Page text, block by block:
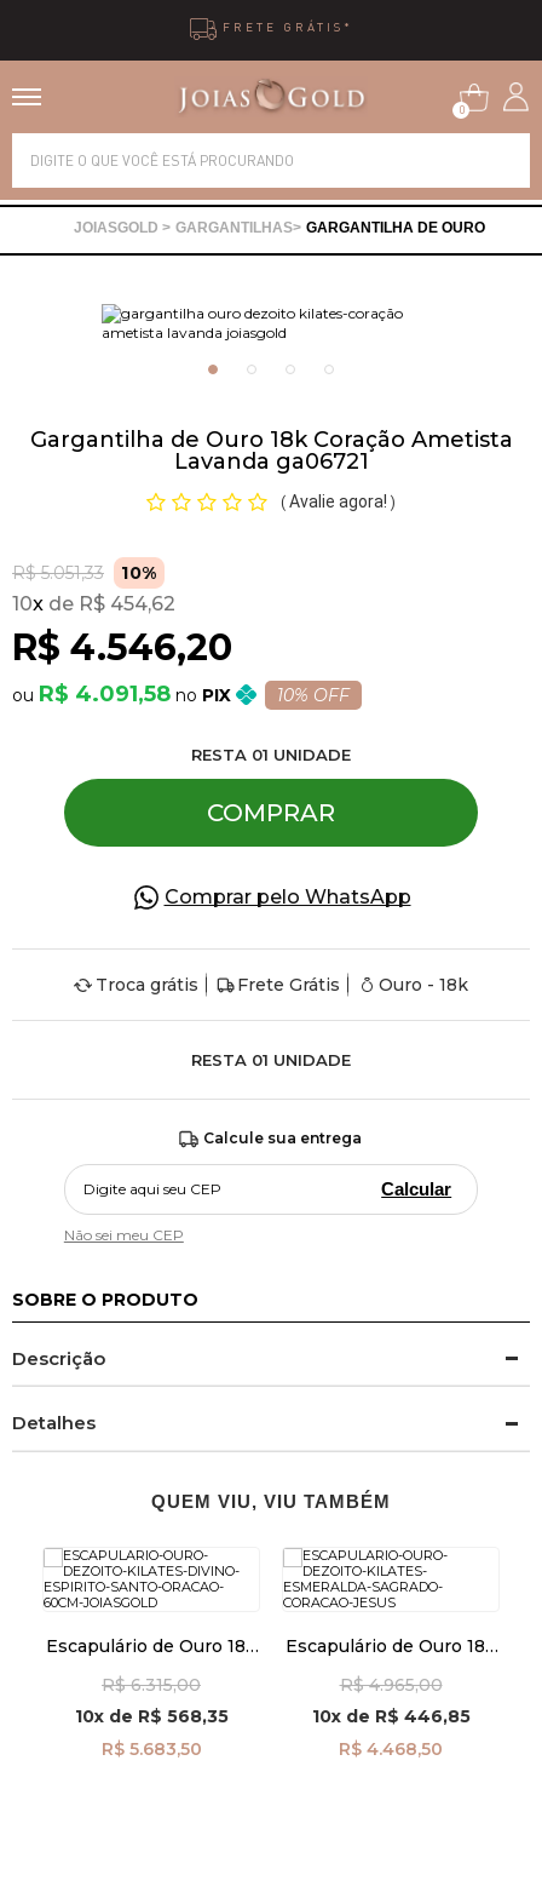
0
GARGANTILHAS GARGANTILHA DE OURO
Gargantilha de Ouro 18k Coração Ametista
Lavanda ga06721
( Avalie agora! )
R$ 5.051,33 10%
R$ 4.546,20
10x R$ 454,62
R$ 4.091,58 PIX 10% OFF
RESTA 01 UNIDADE
COMPRAR
Comprar pelo WhatsApp
Troca grátis Frete Grátis Ouro - 18k
RESTA 01 UNIDADE
Calcule sua entrega
Calcular
Não sei meu CEP
SOBRE O PRODUTO
Descrição
Detalhes
QUEM VIU, VIU TAMBÉM
Escapulário de Ouro 18k
com Oração de 60cm
ga08535
R$ 6.315,00
10xde R$ 568,35
R$ 5.683,50
Escapulário de Ouro 18k
Coração de Jesus
ga08436
R$ 4.965,00
10xde R$ 446,85
R$ 4.468,50
Alianças
Brincos
Pulseiras
Piercing
Pedras Preciosas
Presente
OFERTAS